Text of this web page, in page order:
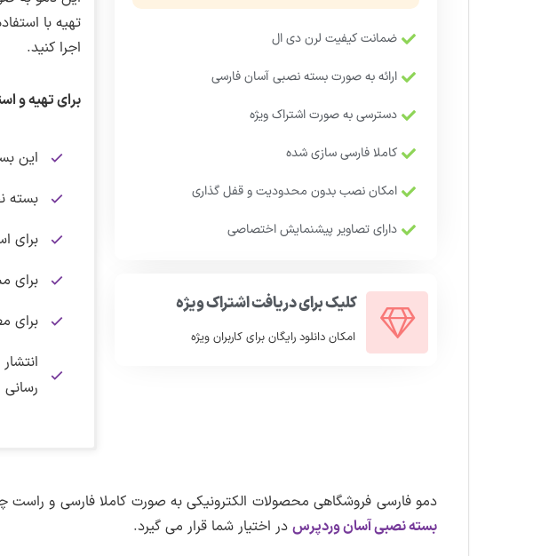
ضمانت کیفیت لرن دی ال
ارائه به صورت بسته نصبی آسان فارسی
دسترسی به صورت اشتراک ویژه
کاملا فارسی سازی شده
امکان نصب بدون محدودیت و قفل گذاری
دارای تصاویر پیشنمایش اختصاصی
کلیک برای دریافت اشتراک ویژه
امکان دانلود رایگان برای کاربران ویژه
تهیه با
اجرا کنید.
برای تهیه و
این
بسته
برای
برای
برای
نسخه
دریافت فایل
پس از
دمو فارسی فروشگاهی محصولات الکترونیکی به صورت کاملا فارسی و
بسته نصبی آسان وردپرس در اختیار شما قرار می گیرد.